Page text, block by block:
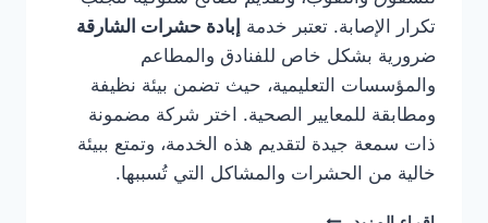
تكرار الإصابة. تعتبر خدمة إبادة حشرات الشارقة
ضرورية بشكل خاص للفنادق والمطاعم
والمؤسسات التعليمية، حيث تضمن بيئة نظيفة
ومطابقة للمعايير الصحية. اختر شركة مضمونة
ذات سمعة جيدة لتقديم هذه الخدمة، وتمتع ببيئة
خالية من الحشرات والمشاكل التي تُسببها.
شركة